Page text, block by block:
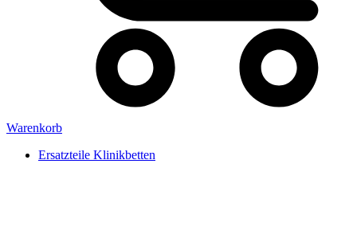
Warenkorb
Ersatzteile Klinikbetten